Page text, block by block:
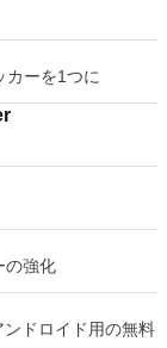
カーを1つに
の強化
ドロイド用の無料